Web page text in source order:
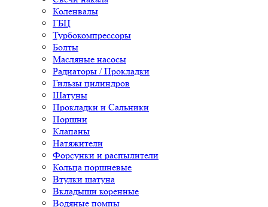
Коленвалы
ГБЦ
Турбокомпрессоры
Болты
Масляные насосы
Радиаторы / Прокладки
Гильзы цилиндров
Шатуны
Прокладки и Сальники
Поршни
Клапаны
Натяжители
Форсунки и распылители
Кольца поршневые
Втулки шатуна
Вкладыши коренные
Водяные помпы